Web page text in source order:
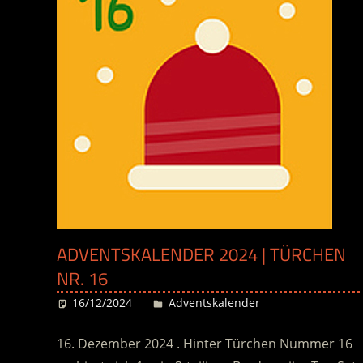
ADVENTSKALENDER 2024 | TÜRCHEN
NR. 16
16/12/2024 Desiree
Adventskalender
16. Dezember 2024 . Hinter Türchen Nummer 16